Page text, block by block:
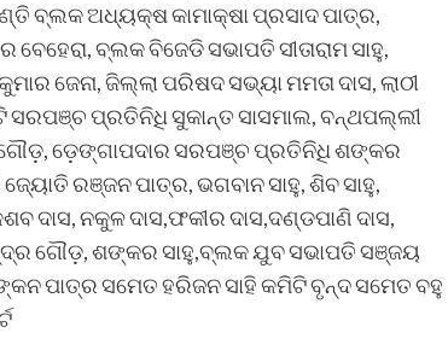
ବ୍ଲକ ଅଧ୍ୟକ୍ଷ କାମାକ୍ଷା ପ୍ରସାଦ ପାତ୍ର,
ବ୍ଲକ ବିଜେଡି ସଭାପତି ସୀତାରାମ ସାହୁ,
ଜେନା, ଜିଲ୍ଲା ପରିଷଦ ସଭ୍ୟା ମମତା ଦାସ, ଲାଠୀ
ସରପଞ୍ଚ ପ୍ରତିନିଧି ସୁକାନ୍ତ ସାସମାଲ, ବନ୍ଥପଲ୍ଲୀ
ଡ଼େଙ୍ଗାପଦାର ସରପଞ୍ଚ ପ୍ରତିନିଧି ଶଙ୍କର
ଜ୍ୟୋତି ରଞ୍ଜନ ପାତ୍ର, ଭଗବାନ ସାହୁ, ଶିବ ସାହୁ,
ଦାସ, ନକୁଳ ଦାସ,ଫକୀର ଦାସ,ଦଣ୍ଡପାଣି ଦାସ,
ଗୌଡ଼, ଶଙ୍କର ସାହୁ,ବ୍ଲକ ଯୁବ ସଭାପତି ସଞ୍ଜୟ
ପାତ୍ର ସମେତ ହରିଜନ ସାହି କମିଟି ବୃନ୍ଦ ସମେତ ବହୁ